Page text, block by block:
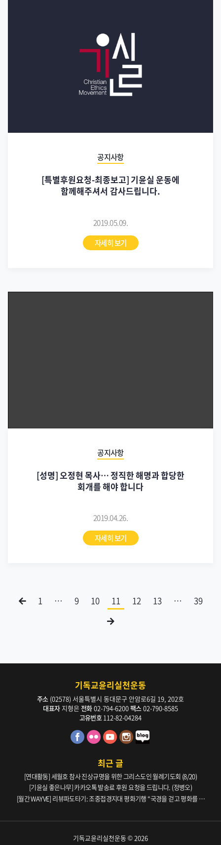
공지사항
[특별후원요청-최종보고] 기윤실 운동에
함께해주셔서 감사드립니다.
2019.05.09.
자세히 보기
공지사항
[성명] 오정현 목사… 정직한 해명과 합당한
회개를 해야 합니다
2019.04.26.
자세히 보기
1 … 9 10 11 12 13 … 39
기독교윤리실천운동
주소 (02578) 서울특별시 동대문구 안암로6길 19, 202호
대표자지형은 전화02-794-6200팩스 02-790-8585
고유번호 112-82-04284
최근 글
[연대활동] 세월호 참사 진상규명을 위한 그리스도인 월례기도회 (8/20)
[기윤실 좋은나무] 카카오톡 발송료 후원 요청을 드립니다. (정병오)
[월간 WAYVE] 리뷰파도타기: 조중접경지대 평화기행 “국경을 걷고 평화를 생
기독교윤리실천운동 © 2026